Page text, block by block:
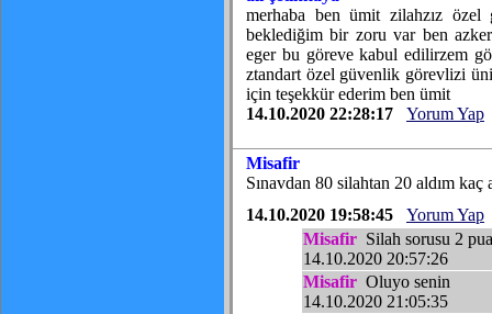
merhaba ben ümit zilahzız özel
beklediğim bir zoru var ben
eger bu göreve kabul edilirzem
ztandart özel güvenlik görevlizi
için teşekkür ederim ben ümit
14.10.2020 22:28:17
Yorum Yap
Misafir
Sınavdan 80 silahtan 20 aldım kaç
14.10.2020 19:58:45
Yorum Yap
Misafir Silah sorusu 2
14.10.2020 20:57:26
Misafir Oluyo senin
14.10.2020 21:05:35